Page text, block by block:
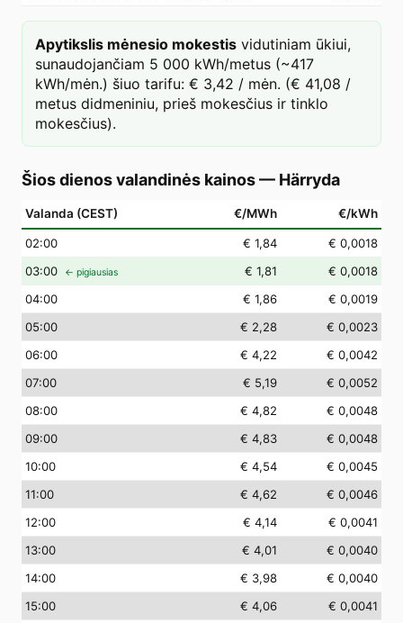
Apytikslis mėnesio mokestis vidutiniam ūkiui,
sunaudojančiam 5 000 kWh/metus (~417
kWh/mėn.) šiuo tarifu: € 3,42 / mėn. (€ 41,08 /
metus didmeniniu, prieš mokesčius ir tinklo
mokesčius).
Šios dienos valandinės kainos— Härryda
Valanda (CEST) €/MWh €/kWh
02:00 € 1,84
€ 0,0018
03:00 ← pigiausias € 1,81
€ 0,0018
04:00 € 1,86
€ 0,0019
05:00 € 2,28
€ 0,0023
06:00 € 4,22
€ 0,0042
07:00 € 5,19
€ 0,0052
08:00 € 4,82
€ 0,0048
09:00 € 4,83
€ 0,0048
10:00 € 4,54
€ 0,0045
11:00 € 4,62
€ 0,0046
12:00 € 4,14
€ 0,0041
13:00 € 4,01
€ 0,0040
14:00 € 3,98
€ 0,0040
15:00 € 4,06
€ 0,0041